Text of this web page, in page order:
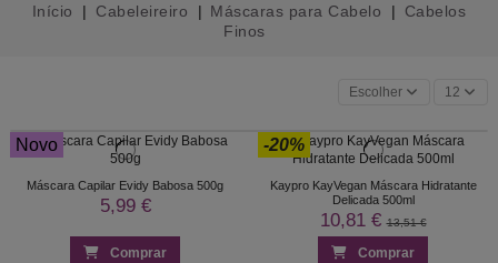
Início Cabeleireiro Máscaras para Cabelo
Cabelos
Finos
Escolher 12
Novo
Máscara Capilar Evidy Babosa 500g
5,99 €
Comprar
-20%
Kaypro KayVegan Máscara Hidratante
Delicada 500ml
10,81 €13,51 €
Comprar